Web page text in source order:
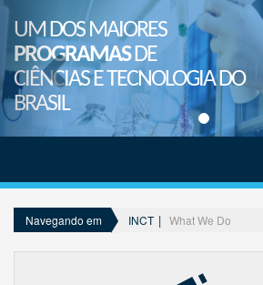
UM DOS MAIORES
PROGRAMASDE
CIÊNCIAS E TECNOLOGIA DO
BRASIL
Navegando em INCT What We Do